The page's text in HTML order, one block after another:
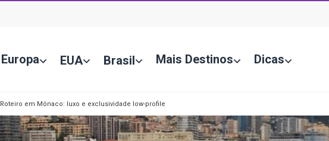
Europa EUA Brasil Mais Destinos Dicas
Roteiro em Mônaco: luxo e exclusividade low-profile